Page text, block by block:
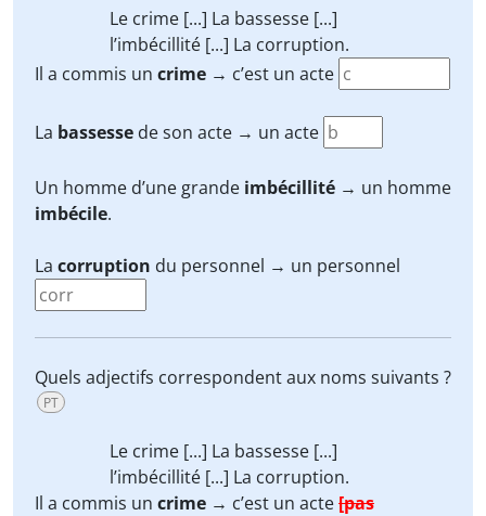
Le crime [...] La bassesse [...]
l’imbécillité [...] La corruption.
Il a commis un crime → c’est un acte
La bassesse de son acte → un acte
Un homme d’une grande imbécillité → un homme
imbécile.
La corruption du personnel → un personnel
Quels adjectifs correspondent aux noms suivants ?
PT
Le crime [...] La bassesse [...]
l’imbécillité [...] La corruption.
Il a commis un crime → c’est un acte[pas